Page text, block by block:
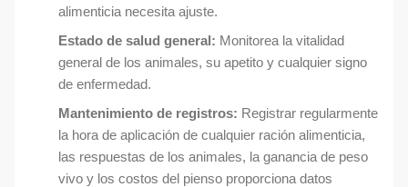
alimenticia necesita ajuste.
Estado de salud general: Monitorea la vitalidad
general de los animales, su apetito y cualquier signo
de enfermedad.
Mantenimiento de registros: Registrar regularmente
la hora de aplicación de cualquier ración alimenticia,
las respuestas de los animales, la ganancia de peso
vivo y los costos del pienso proporciona datos